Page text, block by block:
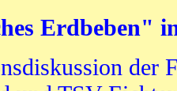
Erdbeben"
der